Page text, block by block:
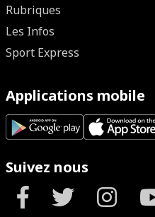
Rubriques
Les Infos
Sport Express
Applications mobile
Suivez nous